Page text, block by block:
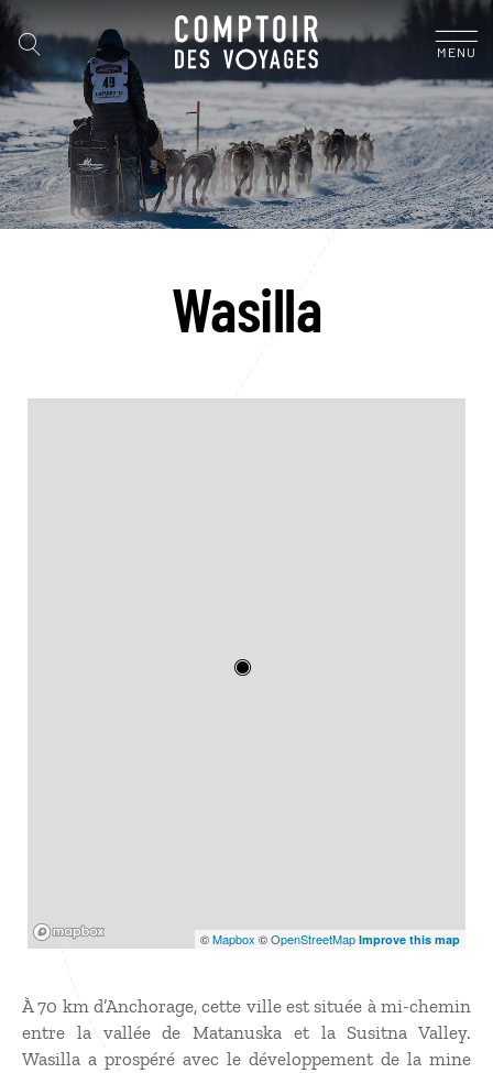
MENU
Wasilla
©Mapbox ©OpenStreetMap Improve this map
À 70 km d’Anchorage, cette ville est située à mi-chemin
entre la vallée de Matanuska et la Susitna Valley.
Wasilla a prospéré avec le développement de la mine